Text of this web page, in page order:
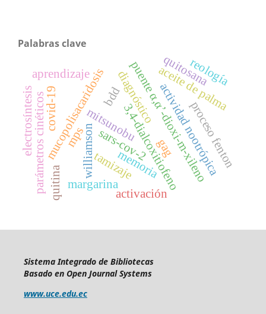
Palabras clave
puente α,α’-dioxi-m-xileno
williamson
mitsunobu3,4-dialcoxitiofeno
mucopolisacaridosis
mps gag
tamizaje
diagnóstico
bdd
parámetros cinéticos actividad nootrópica
aprendizaje
memoria
margarina
aceite de palma
quitina
quitosana
proceso fenton
electrosíntesis
activación
reología
covid-19
sars-cov-2
Sistema Integrado de Bibliotecas
Basado en Open Journal Systems
www.uce.edu.ec